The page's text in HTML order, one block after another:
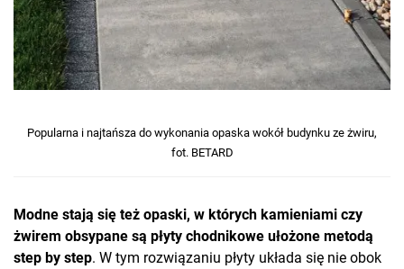
Popularna i najtańsza do wykonania opaska wokół budynku ze żwiru,
fot. BETARD
Modne stają się też opaski, w których kamieniami czy
żwirem obsypane są płyty chodnikowe ułożone metodą
step by step. W tym rozwiązaniu płyty układa się nie obok